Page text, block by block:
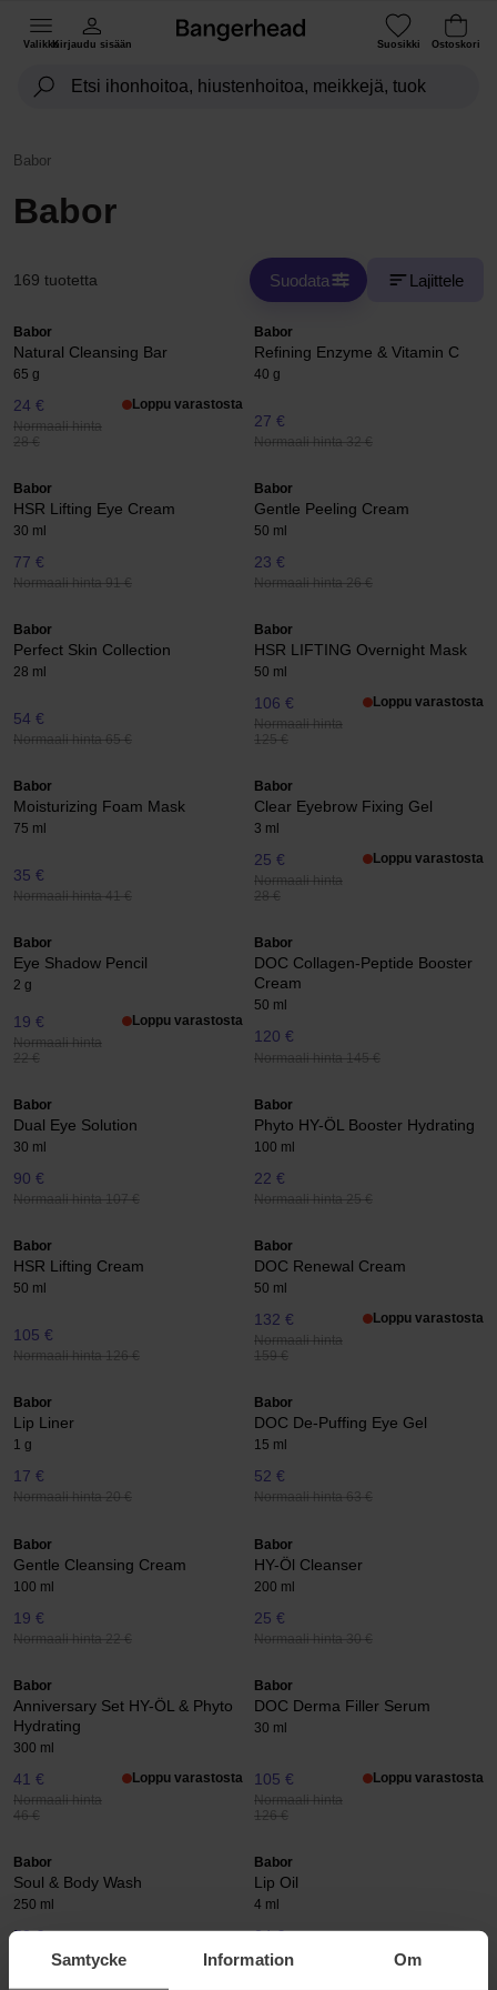
Samtycke Information Om
ValikkoKirjaudu sisään Suosikki Ostoskori
Babor
Babor
169 tuotetta Suodata Lajittele
Babor
Natural Cleansing Bar
65 g
24 €
Normaali hinta
28 €
Loppu varastosta
Babor
Refining Enzyme & Vitamin C
40 g
27 €
Normaali hinta 32 €
Babor
HSR Lifting Eye Cream
30 ml
77 €
Normaali hinta 91 €
Babor
Gentle Peeling Cream
50 ml
23 €
Normaali hinta 26 €
Babor
Perfect Skin Collection
28 ml
54 €
Normaali hinta 65 €
Babor
HSR LIFTING Overnight Mask
50 ml
106 €
Normaali hinta
125 €
Loppu varastosta
Babor
Moisturizing Foam Mask
75 ml
35 €
Normaali hinta 41 €
Babor
Clear Eyebrow Fixing Gel
3 ml
25 €
Normaali hinta
28 €
Loppu varastosta
Babor
Eye Shadow Pencil
2 g
19 €
Normaali hinta
22 €
Loppu varastosta
Babor
DOC Collagen-Peptide Booster
Cream
50 ml
120 €
Normaali hinta 145 €
Babor
Dual Eye Solution
30 ml
90 €
Normaali hinta 107 €
Babor
Phyto HY-ÖL Booster Hydrating
100 ml
22 €
Normaali hinta 25 €
Babor
HSR Lifting Cream
50 ml
105 €
Normaali hinta 126 €
Babor
DOC Renewal Cream
50 ml
132 €
Normaali hinta
159 €
Loppu varastosta
Babor
Lip Liner
1 g
17 €
Normaali hinta 20 €
Babor
DOC De-Puffing Eye Gel
15 ml
52 €
Normaali hinta 63 €
Babor
Gentle Cleansing Cream
100 ml
19 €
Normaali hinta 22 €
Babor
HY-Öl Cleanser
200 ml
25 €
Normaali hinta 30 €
Babor
Anniversary Set HY-ÖL & Phyto
Hydrating
300 ml
41 €
Normaali hinta
46 €
Loppu varastosta
Babor
DOC Derma Filler Serum
30 ml
105 €
Normaali hinta
126 €
Loppu varastosta
Babor
Soul & Body Wash
250 ml
52 €
Normaali hinta 62 €
Babor
Lip Oil
4 ml
24 €
Normaali hinta 29 €